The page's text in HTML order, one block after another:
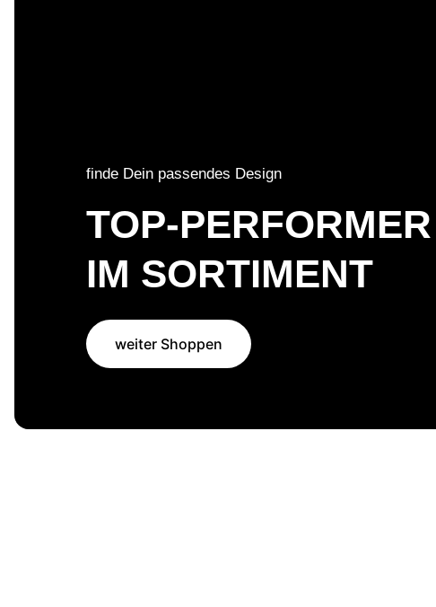
finde Dein passendes Design
TOP-PERFORMER
IM SORTIMENT
weiter Shoppen